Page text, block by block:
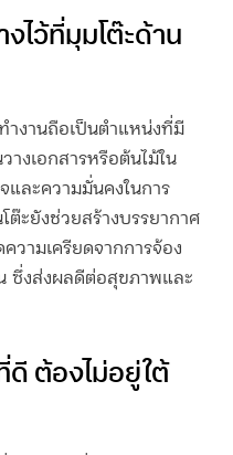
ไว้ที่มุมโต๊ะด้าน
ำงานถือเป็นตำแหน่งที่มี
างเอกสารหรือต้นไม้ใน
และความมั่นคงในการ
ต๊ะยังช่วยสร้างบรรยากาศ
วามเครียดจากการจ้อง
ซึ่งส่งผลดีต่อสุขภาพและ
ดี ต้องไม่อยู่ใต้